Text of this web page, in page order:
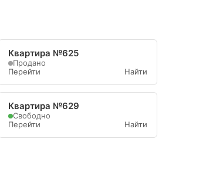
Квартира №625
Продано
Перейти
Найти
Квартира №629
Свободно
Перейти
Найти